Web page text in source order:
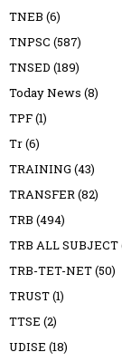
TNEB (6)
TNPSC (587)
TNSED (189)
Today News (8)
TPF(1)
Tr(6)
TRAINING (43)
TRANSFER(82)
TRB (494)
TRB ALL SUBJECT
TRB-TET-NET(50)
TRUST(1)
TTSE (2)
UDISE (18)